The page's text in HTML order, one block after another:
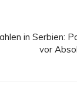
in Serbien:
vor